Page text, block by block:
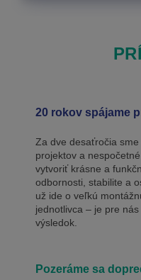
20 rokov spájame
Za dve desaťročia
projektov a
vytvoriť krásne a
odbornosti, stabilite a
už ide o veľkú
jednotlivca – je pre
výsledok.
Pozeráme sa